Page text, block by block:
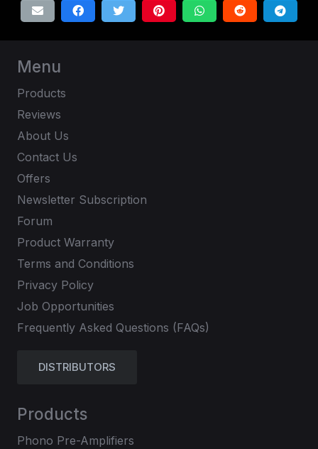
Menu
Products
Reviews
About Us
Contact Us
Offers
Newsletter Subscription
Forum
Product Warranty
Terms and Conditions
Privacy Policy
Job Opportunities
Frequently Asked Questions (FAQs)
DISTRIBUTORS
Products
Phono Pre-Amplifiers